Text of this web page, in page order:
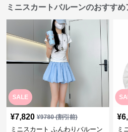
ミニスカートバルーンのおすすめ
SALE
¥7,820 ¥9780(割引前)
ミニスカート ふんわりバルーン
¥
ミ